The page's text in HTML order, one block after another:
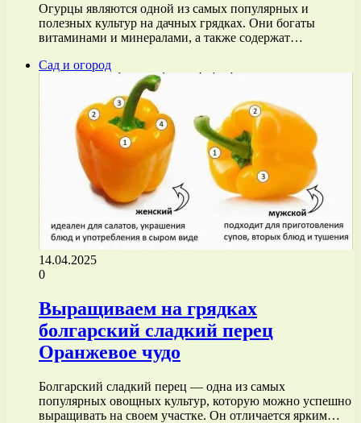
Огурцы являются одной из самых популярных и
полезных культур на дачных грядках. Они богаты
витаминами и минералами, а также содержат…
Сад и огород
14.04.2025
0
Выращиваем на грядках
болгарский сладкий перец
Оранжевое чудо
Болгарский сладкий перец — одна из самых
популярных овощных культур, которую можно успешно
выращивать на своем участке. Он отличается ярким…